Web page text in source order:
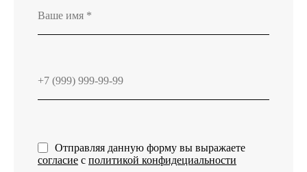
Отправляя данную форму вы выражаете
согласие с политикой конфидециальности